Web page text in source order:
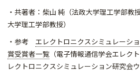
・共著者：柴山 純（法政大学理工学部
大学理工学部教授）
・参考 エレクトロニクスシミュレーシ
賞受賞者一覧 （電子情報通信学会エレク
レクトロニクスシミュレーション研究会ウ